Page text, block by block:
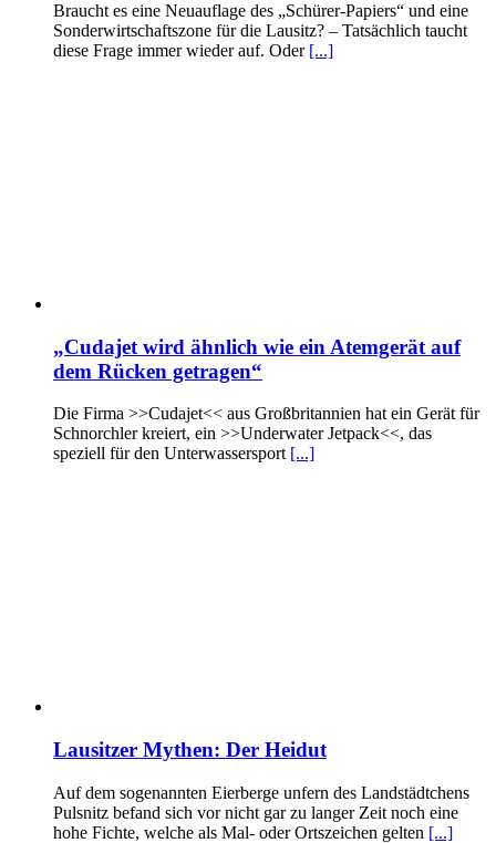
Braucht es eine Neuauflage des „Schürer-Papiers“ und eine
Sonderwirtschaftszone für die Lausitz? – Tatsächlich taucht
diese Frage immer wieder auf. Oder [...]
„Cudajet wird ähnlich wie ein Atemgerät auf
dem Rücken getragen“
Die Firma >>Cudajet<< aus Großbritannien hat ein Gerät für
Schnorchler kreiert, ein >>Underwater Jetpack<<, das
speziell für den Unterwassersport [...]
Lausitzer Mythen: Der Heidut
Auf dem sogenannten Eierberge unfern des Landstädtchens
Pulsnitz befand sich vor nicht gar zu langer Zeit noch eine
hohe Fichte, welche als Mal- oder Ortszeichen gelten [...]